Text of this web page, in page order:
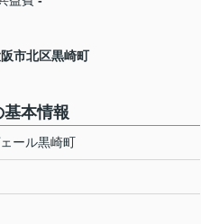
市北区黒崎町
本情報
ール黒崎町